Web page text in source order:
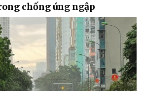
chống úng ngập